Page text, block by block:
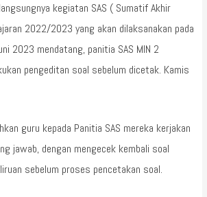
kegiatan SAS ( Sumatif Akhir
2022/2023 yang akan dilaksanakan pada
2023 mendatang, panitia SAS MIN 2
pengeditan soal sebelum dicetak. Kamis
guru kepada Panitia SAS mereka kerjakan
jawab, dengan mengecek kembali soal
sebelum proses pencetakan soal.